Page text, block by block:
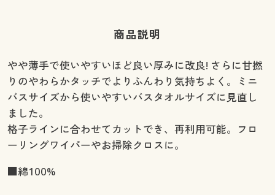
商品説明
やや薄手で使いやすいほど良い厚みに改良! さらに甘撚
りのやわらかタッチでよりふんわり気持ちよく。ミニ
バスサイズから使いやすいバスタオルサイズに見直し
ました。
格子ラインに合わせてカットでき、再利用可能。フロ
ーリングワイパーやお掃除クロスに。
■綿100%